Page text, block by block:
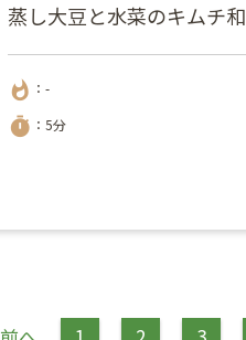
蒸し大豆と水菜のキムチ
whatshot ：-
timer ：5分